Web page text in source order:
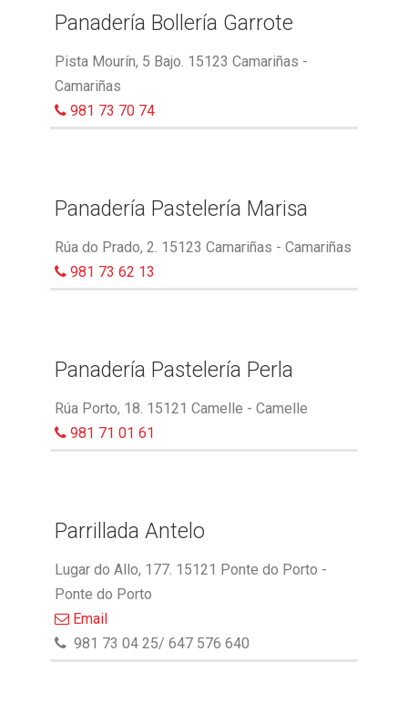
Panadería Bollería Garrote
Pista Mourín, 5 Bajo. 15123 Camariñas -
Camariñas
981 73 70 74
Panadería Pastelería Marisa
Rúa do Prado, 2. 15123 Camariñas - Camariñas
981 73 62 13
Panadería Pastelería Perla
Rúa Porto, 18. 15121 Camelle - Camelle
981 71 01 61
Parrillada Antelo
Lugar do Allo, 177. 15121 Ponte do Porto -
Ponte do Porto
Email
981 73 04 25/ 647 576 640